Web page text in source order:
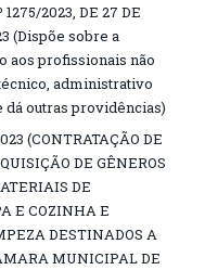
2023, DE 27 DE
(Dispõe sobre a
aos profissionais não
administrativo
outras providências)
(CONTRATAÇÃO DE
DE GÊNEROS
DE
E COZINHA E
DESTINADOS A
MUNICIPAL DE